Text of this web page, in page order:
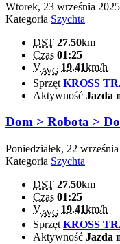
Wtorek, 23 września 2025
Kategoria Szychta
DST 27.50km
Czas 01:25
VAVG 19.41km/h
Sprzęt KROSS
Aktywność Jazda
Dom > Robota >
Poniedziałek, 22 września
Kategoria Szychta
DST 27.50km
Czas 01:25
VAVG 19.41km/h
Sprzęt KROSS
Aktywność Jazda